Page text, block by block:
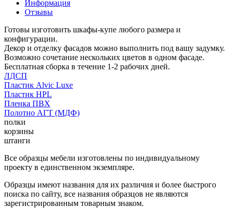
Информация
Отзывы
Готовы изготовить шкафы-купе любого размера и
конфигурации.
Декор и отделку фасадов можно выполнить под вашу задумку.
Возможно сочетание нескольких цветов в одном фасаде.
Бесплатная сборка в течение 1-2 рабочих дней.
ЛДСП
Пластик Alvic Luxe
Пластик HPL
Пленка ПВХ
Полотно АГТ (МДФ)
полки
корзины
штанги
Все образцы мебели изготовлены по индивидуальному
проекту в единственном экземпляре.
Образцы имеют названия для их различия и более быстрого
поиска по сайту, все названия образцов не являются
зарегистрированным товарным знаком.